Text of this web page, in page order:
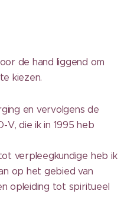
de hand liggend om
kiezen.
en vervolgens de
V, die ik in 1995 heb
verpleegkundige heb ik
op het gebied van
opleiding tot spiritueel